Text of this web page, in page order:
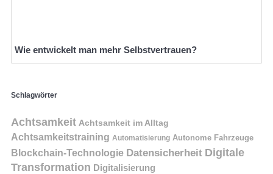
Wie entwickelt man mehr Selbstvertrauen?
Schlagwörter
Achtsamkeit Achtsamkeit im Alltag
Achtsamkeitstraining Automatisierung Autonome Fahrzeuge
Blockchain-Technologie Datensicherheit Digitale
Transformation Digitalisierung